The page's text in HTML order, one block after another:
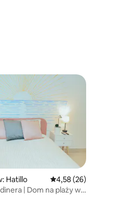
recenzji: 13
recenzji: 50
Hatillo Średnia ocena: 4,58
4,58 (26)
| Dom na plaży w